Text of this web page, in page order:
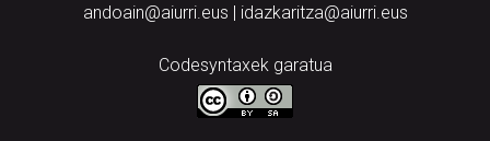
andoain@aiurri.eus | idazkaritza@aiurri.eus
Codesyntaxek garatua